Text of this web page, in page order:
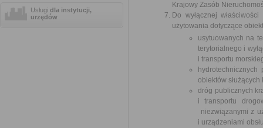
Usługi dla instytucji,
urzędów
Krajowy Zasób
Do wyłącznej
użytowania dotyczące
usytuowanych na
terytorialnego i
i transportu
obiektów
dróg publicznych
i transportu
niezwiązanymi z
i urządzeniami